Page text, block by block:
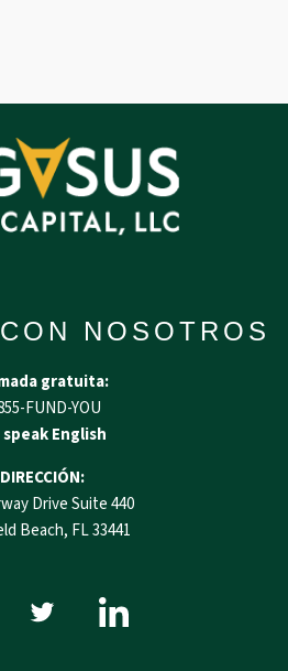
NOSOTROS
gratuita:
FUND-YOU
speak English
DIRECCIÓN:
Drive Suite 440
Beach, FL 33441